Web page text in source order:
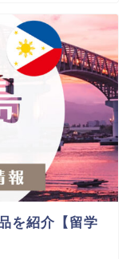
を紹介【留学